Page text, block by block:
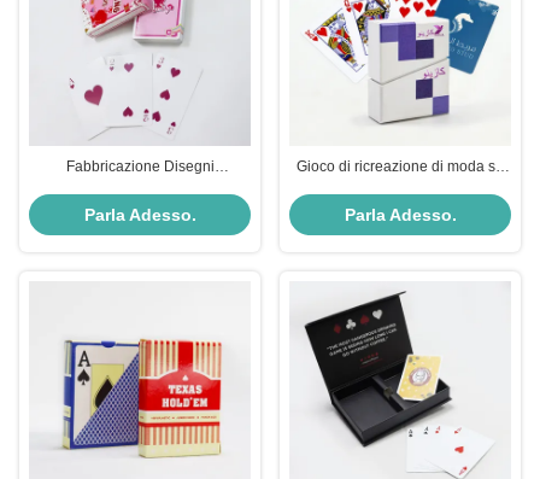
Fabbricazione Disegni
gioco rosa per coppia gioco
personalizzato
Parla Adesso.
Gioco di ricreazione di moda su
impermeabile durevole con
plastica CMYK
Parla Adesso.